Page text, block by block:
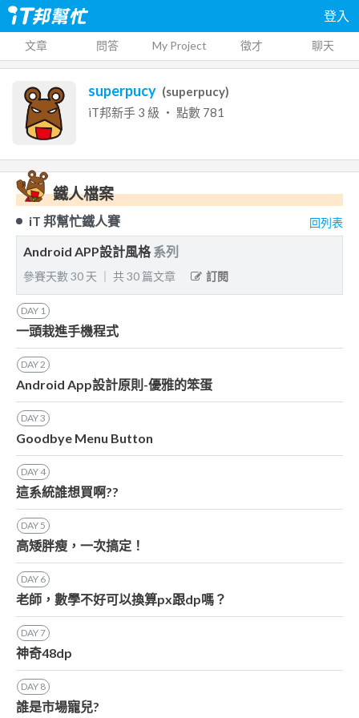
登入
文章 問答 My Project 徵才 聊天
superpucy (superpucy)
iT邦新手 3 級 ‧ 點數 781
鐵人檔案
iT 邦幫忙鐵人賽 回列表
Android APP設計風格 系列
參賽天數30 天 共30 篇文章 訂閱
DAY 1
一頭栽進手機程式
DAY2
Android App設計原則-優雅的笨蛋
DAY3
Goodbye Menu Button
DAY4
這系統誰想買啊??
DAY5
高矮胖瘦，一次搞定！
DAY 6
老師，數學不好可以換算px跟dp嗎？
DAY7
神奇48dp
DAY 8
誰是市場寵兒?